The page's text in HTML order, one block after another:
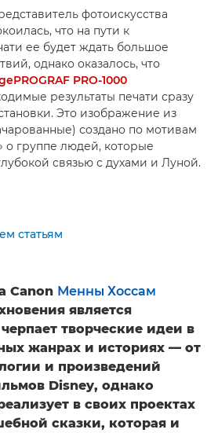
фотоискусства
что на пути к
ее будет ждать большое
однако оказалось, что
PRO-1000
результаты печати сразу
Это изображение из
создано по мотивам
о группе людей, которые
связью с духами и Луной.
статьям
Canon Менны Хоссам
является
творческие идеи в
жанрах и историях — от
и произведений
Disney, однако
в своих проектах
сказки, которая и